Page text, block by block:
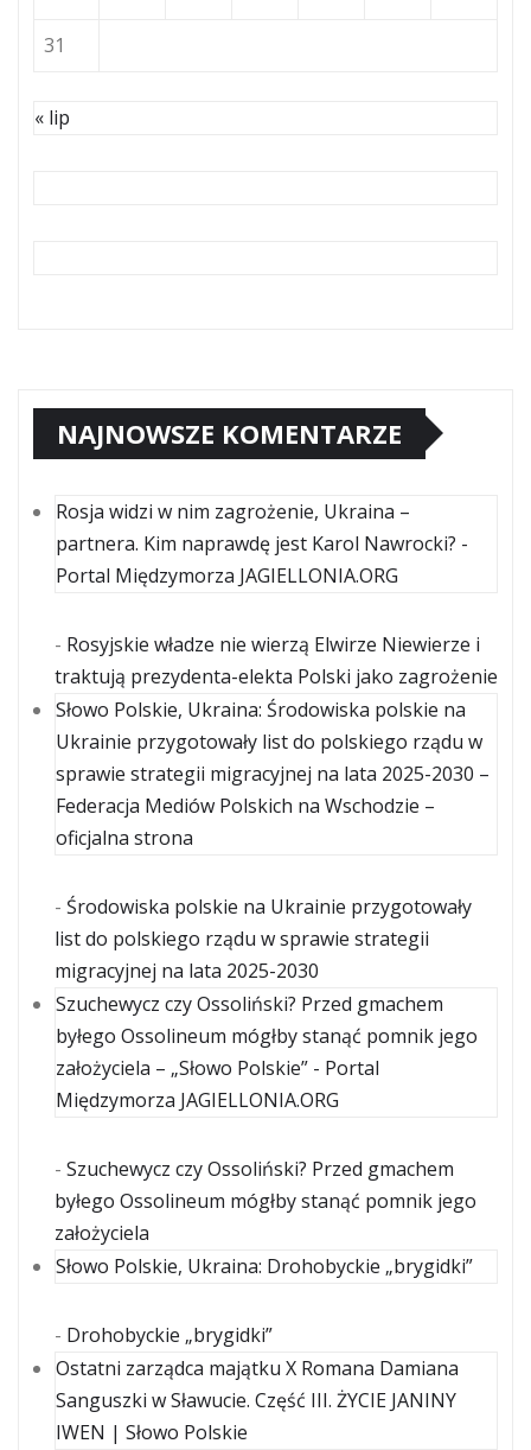
31
« lip
NAJNOWSZE KOMENTARZE
Rosja widzi w nim zagrożenie, Ukraina –
partnera. Kim naprawdę jest Karol Nawrocki? -
Portal Międzymorza JAGIELLONIA.ORG
- Rosyjskie władze nie wierzą Elwirze Niewierze i
traktują prezydenta-elekta Polski jako zagrożenie
Słowo Polskie, Ukraina: Środowiska polskie na
Ukrainie przygotowały list do polskiego rządu w
sprawie strategii migracyjnej na lata 2025-2030 –
Federacja Mediów Polskich na Wschodzie –
oficjalna strona
- Środowiska polskie na Ukrainie przygotowały
list do polskiego rządu w sprawie strategii
migracyjnej na lata 2025-2030
Szuchewycz czy Ossoliński? Przed gmachem
byłego Ossolineum mógłby stanąć pomnik jego
założyciela – „Słowo Polskie” - Portal
Międzymorza JAGIELLONIA.ORG
- Szuchewycz czy Ossoliński? Przed gmachem
byłego Ossolineum mógłby stanąć pomnik jego
założyciela
Słowo Polskie, Ukraina: Drohobyckie „brygidki”
- Drohobyckie „brygidki”
Ostatni zarządca majątku X Romana Damiana
Sanguszki w Sławucie. Część III. ŻYCIE JANINY
IWEN | Słowo Polskie